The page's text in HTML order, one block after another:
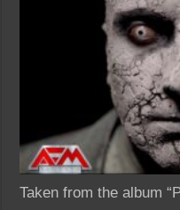
Taken from the album